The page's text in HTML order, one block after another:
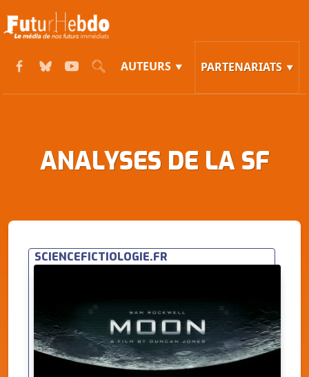
AUTEURS PARTENARIATS
ANALYSES DE LA SF
SCIENCEFICTIOLOGIE.FR